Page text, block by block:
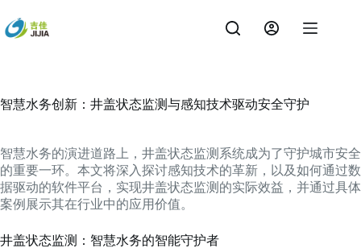
过
内
智慧水务创新：井盖状态监测与感知技术驱动安全守护
智慧水务的演进道路上，井盖状态监测系统成为了守护城市安全
的重要一环。本文将深入探讨感知技术的革新，以及如何通过数
据驱动的软件平台，实现井盖状态监测的实际效益，并通过具体
案例展示其在行业中的应用价值。
井盖状态监测：智慧水务的智能守护者